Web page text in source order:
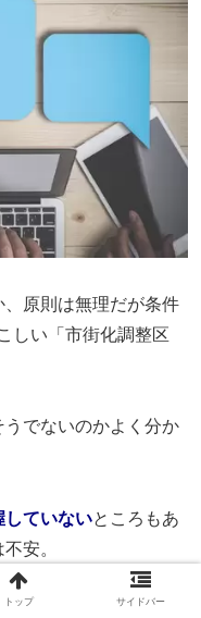
、原則は無理だが条件
しい「市街化調整区
でないのかよく分か
していないところもあ
安。
ってしまいますが案
トップ サイドバー